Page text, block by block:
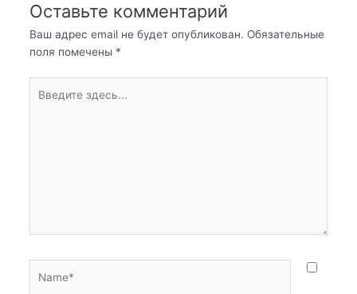
Оставьте комментарий
Ваш адрес email не будет опубликован. Обязательные
поля помечены *
здесь...